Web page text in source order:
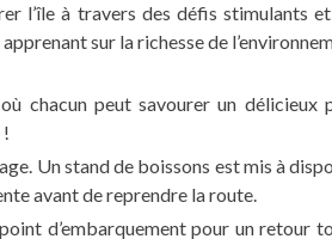
l’île à travers des défis stimulants
sur la richesse de
chacun peut savourer un délicieux
Un stand de boissons est mis à
avant de reprendre la route.
d’embarquement pour un retour